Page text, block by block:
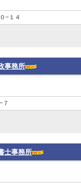
−１４
事務所
７
士事務所